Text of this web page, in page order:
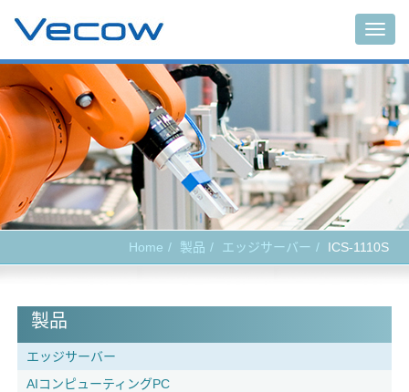
Home 製品 エッジサーバー ICS-1110S
製品
エッジサーバー
AIコンピューティングPC